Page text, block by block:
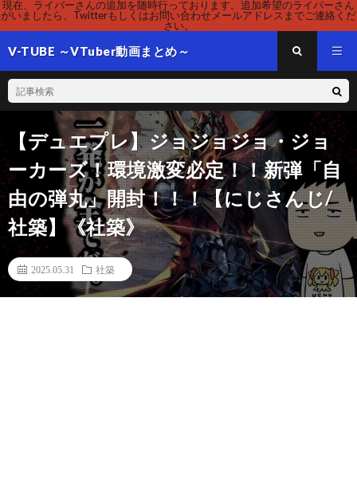
現在、ライバーさんの追加を随時行っております。追加希望のライバーさん
がいましたら、Twitterもしくはお問い合わせメールアドレスまでご連絡くだ
さい。
V-TUBE ～VTuber動画まとめ～
【デュエプレ】ジョジョジョ・ジョ
ーカーズ！環境激変必定！！新弾「自
由の弾丸」開封！！！【にじさんじ/
社築】《社築》
2025.05.31 社築